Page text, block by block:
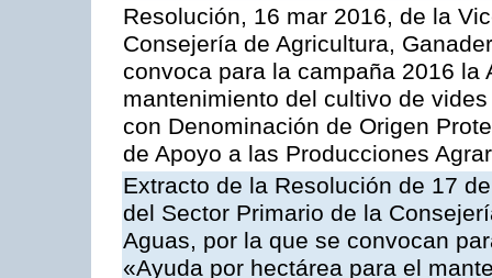
Resolución, 16 mar 2016, de la
Consejería de Agricultura,
convoca para la campaña 2016 la
mantenimiento del cultivo de
con Denominación de Origen
de Apoyo a las Producciones
Extracto de la Resolución de 17
del Sector Primario de la
Aguas, por la que se convocan
«Ayuda por hectárea para el